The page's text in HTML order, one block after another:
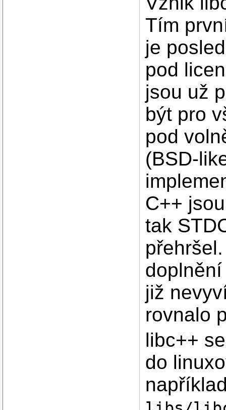
Tím
je
pod
jsou už
být pro
pod
(BSD-
C++
tak
již
rovnalo
libc++
do